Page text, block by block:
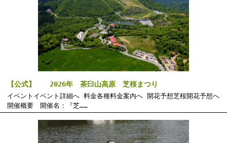
【公式】 2026年 茶臼山高原 芝桜まつり
イベントイベント詳細へ 料金各種料金案内へ 開花予想芝桜開花予想へ
開催概要 開催名：『芝……